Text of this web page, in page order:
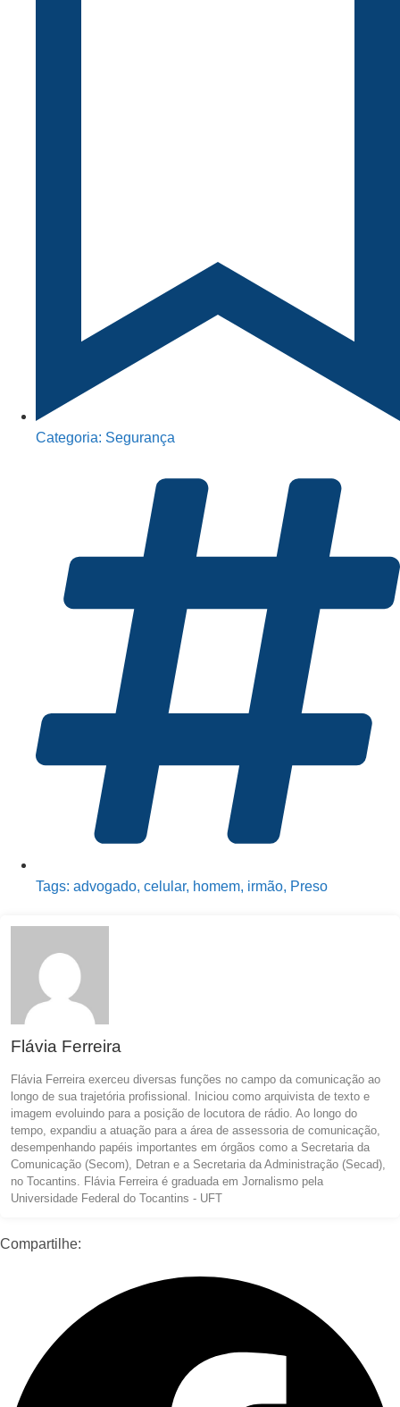
Categoria: Segurança
Tags: advogado, celular, homem, irmão, Preso
Flávia Ferreira
Flávia Ferreira exerceu diversas funções no campo da comunicação ao
longo de sua trajetória profissional. Iniciou como arquivista de texto e
imagem evoluindo para a posição de locutora de rádio. Ao longo do
tempo, expandiu a atuação para a área de assessoria de comunicação,
desempenhando papéis importantes em órgãos como a Secretaria da
Comunicação (Secom), Detran e a Secretaria da Administração (Secad),
no Tocantins. Flávia Ferreira é graduada em Jornalismo pela
Universidade Federal do Tocantins - UFT
Compartilhe: